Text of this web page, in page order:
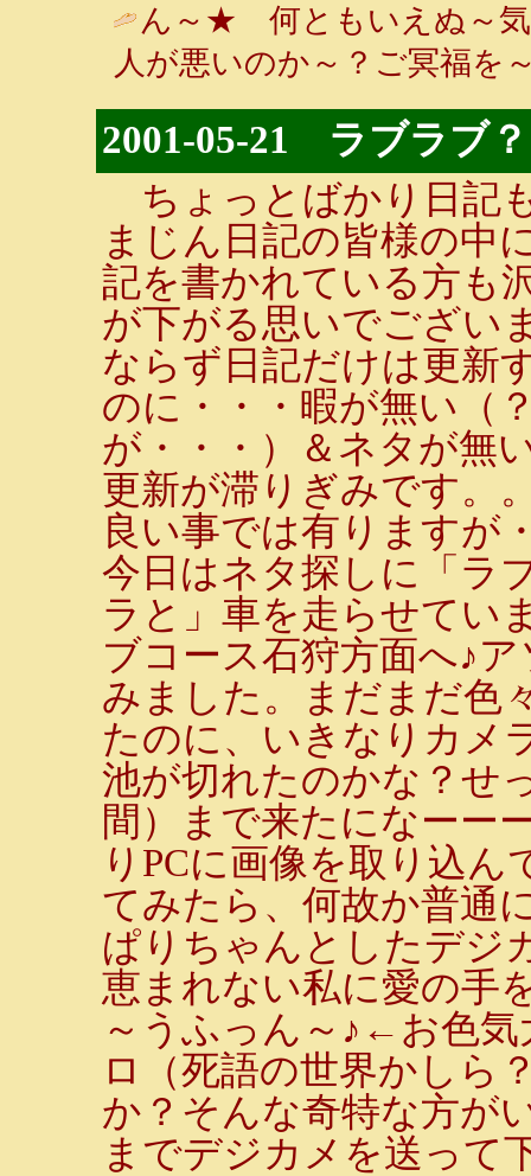
ん～★ 何ともいえぬ～
人が悪いのか～？ご冥福を
2001-05-21 ラブラブ
ちょっとばかり日記
まじん日記の皆様の中
記を書かれている方も
が下がる思いでござい
ならず日記だけは更新
のに・・・暇が無い（
が・・・）＆ネタが無
更新が滞りぎみです。
良い事では有りますが
今日はネタ探しに「ラ
ラと」車を走らせてい
ブコース石狩方面へ♪
みました。まだまだ色
たのに、いきなりカメ
池が切れたのかな？せ
間）まで来たになーー
りPCに画像を取り込
てみたら、何故か普通
ぱりちゃんとしたデジ
恵まれない私に愛の手
～うふっん～♪←お色気
ロ（死語の世界かしら
か？そんな奇特な方が
までデジカメを送って